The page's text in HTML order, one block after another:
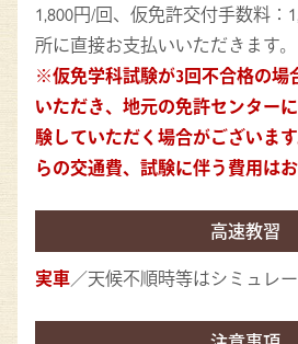
1,800円/回、仮免許交付手数料：
所に直接お支払いいただきます
※仮免学科試験が3回不合格の場
いただき、地元の免許センター
験していただく場合がございま
らの交通費、試験に伴う費用は
高速教習
実車／天候不順時等はシミュレ